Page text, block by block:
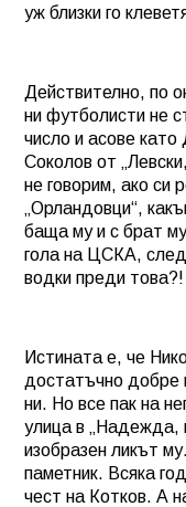
уж близки го
Действително, по
ни футболисти не
число и асове
Соколов от
не говорим, ако си
„Орландовци“,
баща му и с брат
гола на ЦСКА, след
водки преди това?!
Истината е, че
достатъчно добре
ни. Но все пак на
улица в „Надежда,
изобразен ликът
паметник. Всяка
чест на Котков. А